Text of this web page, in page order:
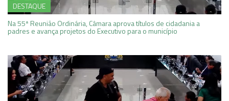
DESTAQUE
Na 55ª Reunião Ordinária, Câmara aprova títulos de cidadania a
padres e avança projetos do Executivo para o município